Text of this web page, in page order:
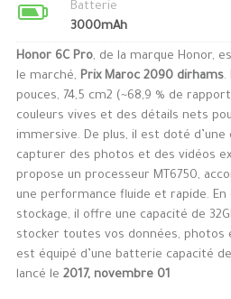
Batterie
3000mAh
Honor 6C Pro, de la marque Honor,
le marché, Prix Maroc 2090 dirhams.
pouces, 74,5 cm2 (~68,9 % de
couleurs vives et des détails nets
immersive. De plus, il est doté d’une
capturer des photos et des vidéos
propose un processeur MT6750,
une performance fluide et rapide. En
stockage, il offre une capacité de
stocker toutes vos données, photos
est équipé d’une batterie capacité
lancé le 2017, novembre 01